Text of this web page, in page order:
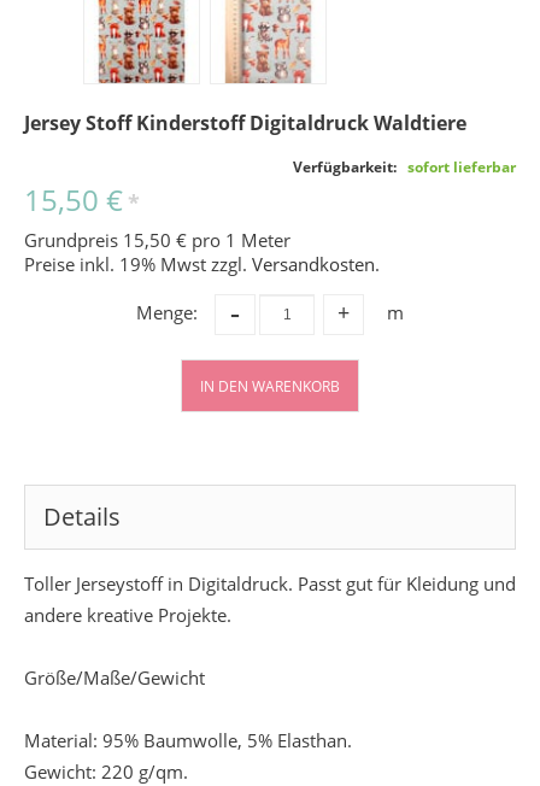
Jersey Stoff Kinderstoff Digitaldruck Waldtiere
Verfügbarkeit: sofort lieferbar
15,50 € *
Grundpreis 15,50 € pro 1 Meter
Preise inkl. 19% Mwst zzgl. Versandkosten.
Menge:
+
- m
IN DEN WARENKORB
Details
Toller Jerseystoff in Digitaldruck. Passt gut für Kleidung und
andere kreative Projekte.
Größe/Maße/Gewicht
Material: 95% Baumwolle, 5% Elasthan.
Gewicht: 220 g/qm.